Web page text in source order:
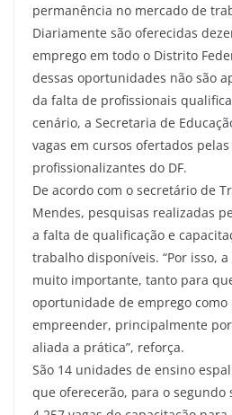
permanência no mercado de
Diariamente são oferecidas
emprego em todo o Distrito
dessas oportunidades não são
da falta de profissionais
cenário, a Secretaria de
vagas em cursos ofertados pelas
profissionalizantes do DF.
De acordo com o secretário de
Mendes, pesquisas realizadas
a falta de qualificação e
trabalho disponíveis. “Por isso,
muito importante, tanto para
oportunidade de emprego
empreender, principalmente
aliada a prática”, reforça.
São 14 unidades de ensino
que oferecerão, para o segundo